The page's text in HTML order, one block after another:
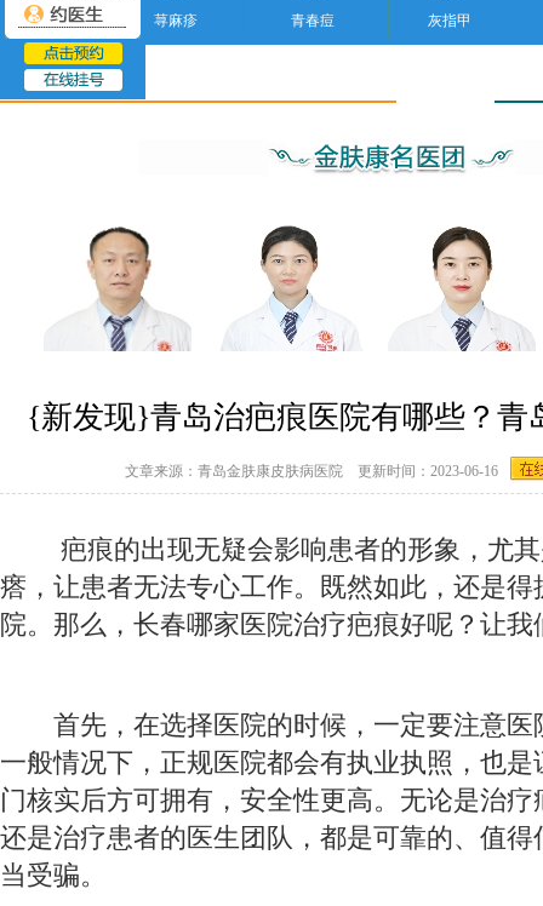
荨麻疹
青春痘 灰指甲
疤痕
{新发现}青岛治疤痕医院有哪些？青
文章来源：青岛金肤康皮肤病医院 更新时间：2023-06-16
疤痕的出现无疑会影响患者的形象，尤其
瘩，让患者无法专心工作。既然如此，还是
院。那么，长春哪家医院治疗疤痕好呢？让
首先，在选择医院的时候，一定要注意医
一般情况下，正规医院都会有执业执照，也
门核实后方可拥有，安全性更高。无论是治
还是治疗患者的医生团队，都是可靠的、值
当​​受骗。